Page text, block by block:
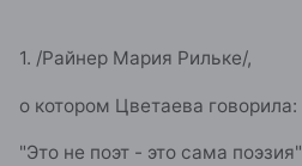
1. /Райнер Мария Рильке/,
о котором Цветаева говорила:
"Это не поэт - это сама поэзия"